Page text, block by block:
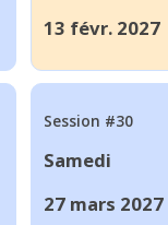
13 févr. 2027
Session #30
Samedi
27 mars 2027